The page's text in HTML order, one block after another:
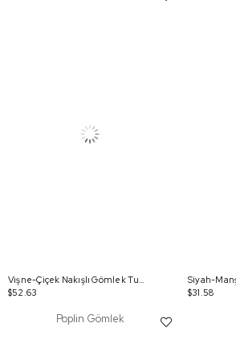
Vişne-Çiçek Nakışlı Gömlek Tunik
$52.63
$31.58
Poplin Gömlek